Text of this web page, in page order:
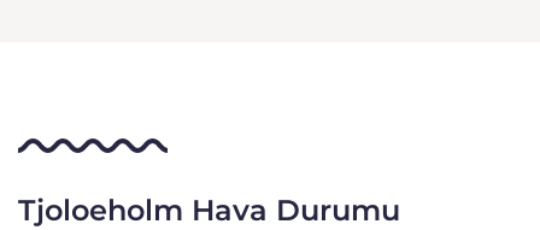
Tjoloeholm Hava Durumu